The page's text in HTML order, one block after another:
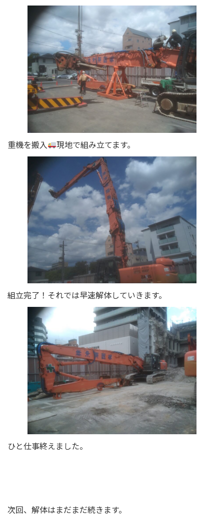
重機を搬入 現地で組み立てます。
組立完了！それでは早速解体していきます。
ひと仕事終えました。
次回、解体はまだまだ続きます。